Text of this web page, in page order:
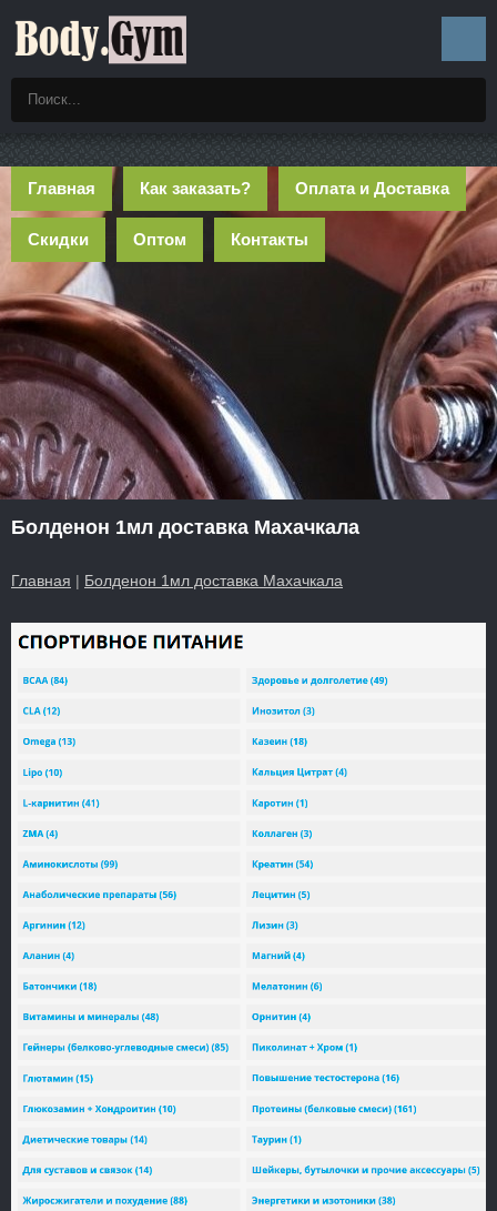
Главная Как заказать? Оплата и Доставка
Скидки Оптом Контакты
Болденон 1мл доставка Махачкала
Главная | Болденон 1мл доставка Махачкала